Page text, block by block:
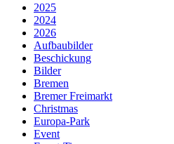
2025
2024
2026
Aufbaubilder
Beschickung
Bilder
Bremen
Bremer Freimarkt
Christmas
Europa-Park
Event